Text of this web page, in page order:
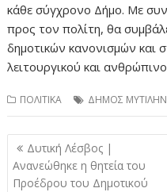
κάθε σύγχρονο Δήμο. Με
προς τον πολίτη, θα
δημοτικών κανονισμών και
λειτουργικού και
ΠΟΛΙΤΙΚΑ ΔΗΜΟΣ
Πλοήγηση
άρθρων
Δυτική Λέσβος |
Ανανεώθηκε η θητεία του
Προέδρου του Δημοτικού